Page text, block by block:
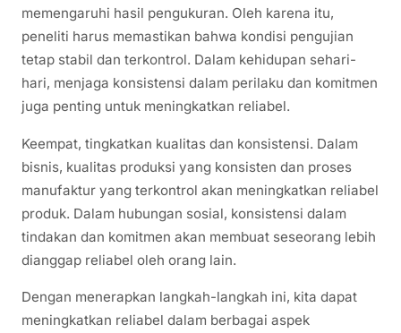
memengaruhi hasil pengukuran. Oleh karena itu,
peneliti harus memastikan bahwa kondisi pengujian
tetap stabil dan terkontrol. Dalam kehidupan sehari-
hari, menjaga konsistensi dalam perilaku dan komitmen
juga penting untuk meningkatkan reliabel.
Keempat, tingkatkan kualitas dan konsistensi. Dalam
bisnis, kualitas produksi yang konsisten dan proses
manufaktur yang terkontrol akan meningkatkan reliabel
produk. Dalam hubungan sosial, konsistensi dalam
tindakan dan komitmen akan membuat seseorang lebih
dianggap reliabel oleh orang lain.
Dengan menerapkan langkah-langkah ini, kita dapat
meningkatkan reliabel dalam berbagai aspek